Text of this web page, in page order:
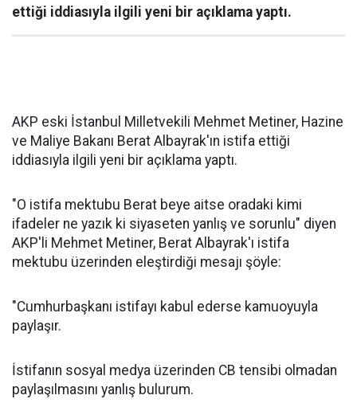
ettiği iddiasıyla ilgili yeni bir açıklama yaptı.
AKP eski İstanbul Milletvekili Mehmet Metiner, Hazine
ve Maliye Bakanı Berat Albayrak'ın istifa ettiği
iddiasıyla ilgili yeni bir açıklama yaptı.
"O istifa mektubu Berat beye aitse oradaki kimi
ifadeler ne yazık ki siyaseten yanlış ve sorunlu" diyen
AKP'li Mehmet Metiner, Berat Albayrak'ı istifa
mektubu üzerinden eleştirdiği mesajı şöyle:
"Cumhurbaşkanı istifayı kabul ederse kamuoyuyla
paylaşır.
İstifanın sosyal medya üzerinden CB tensibi olmadan
paylaşılmasını yanlış bulurum.